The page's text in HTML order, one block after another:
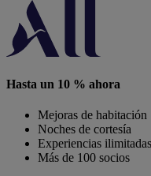
Hasta un 10 % ahora
Mejoras de habitación
Noches de cortesía
Experiencias ilimitadas
Más de 100 socios